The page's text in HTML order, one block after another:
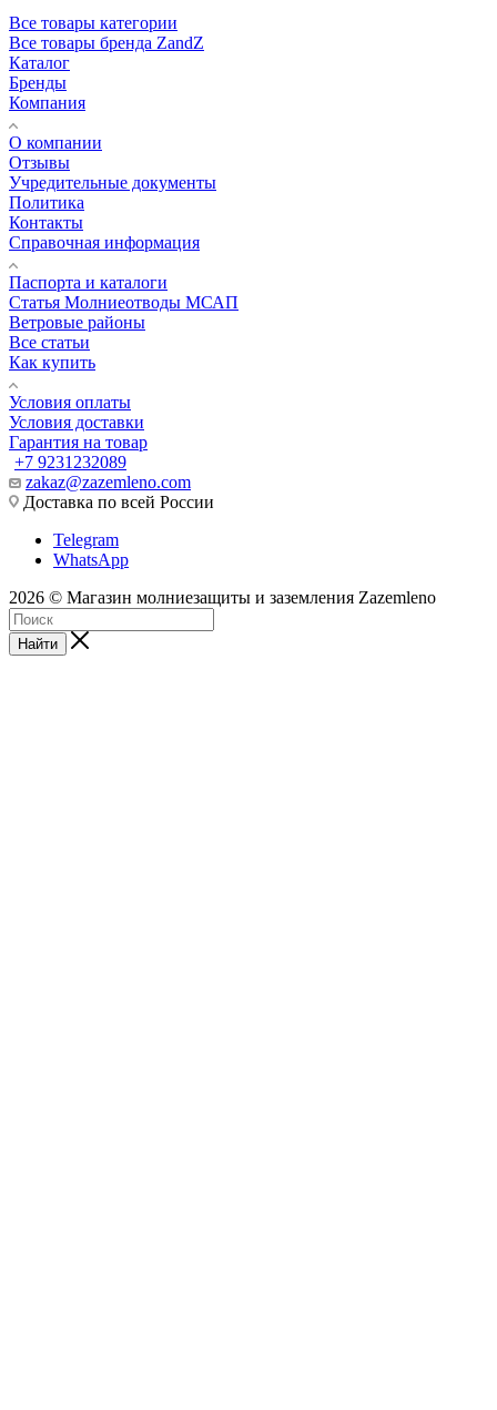
Все товары категории
Все товары бренда ZandZ
Каталог
Бренды
Компания
О компании
Отзывы
Учредительные документы
Политика
Контакты
Справочная информация
Паспорта и каталоги
Статья Молниеотводы МСАП
Ветровые районы
Все статьи
Как купить
Условия оплаты
Условия доставки
Гарантия на товар
+7 9231232089
zakaz@zazemleno.com
Доставка по всей России
Telegram
WhatsApp
2026 © Магазин молниезащиты и заземления Zazemleno
Найти